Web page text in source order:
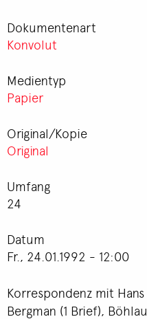
Dokumentenart
Konvolut
Medientyp
Papier
Original/Kopie
Original
Umfang
24
Datum
Fr., 24.01.1992 - 12:00
Korrespondenz mit
Bergman (1 Brief),